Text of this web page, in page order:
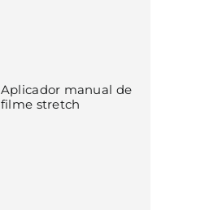
Aplicador manual de
filme stretch